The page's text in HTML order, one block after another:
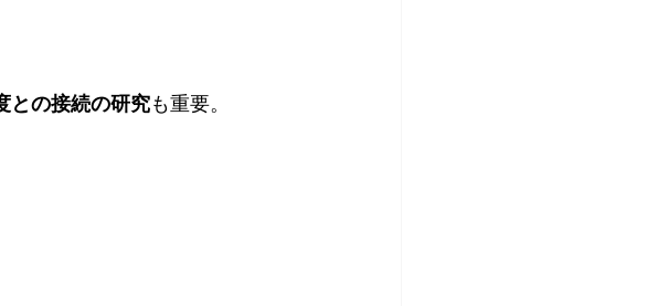
との接続の研究も重要。